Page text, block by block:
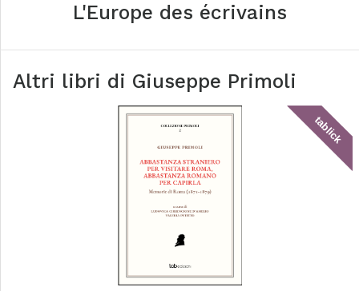
L'Europe des écrivains
Altri libri di Giuseppe Primoli
tablick